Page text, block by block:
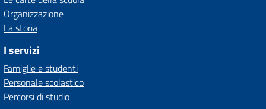
Organizzazione
La storia
I servizi
Famiglie e studenti
Personale scolastico
Percorsi di studio